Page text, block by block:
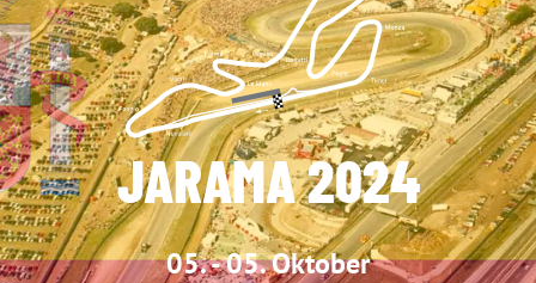
JARAMA 2024
05. - 05. Oktober